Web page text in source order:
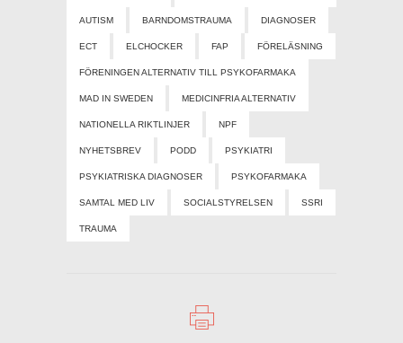
AUTISM BARNDOMSTRAUMA DIAGNOSER
ECT ELCHOCKER FAP FÖRELÄSNING
FÖRENINGEN ALTERNATIV TILL PSYKOFARMAKA
MAD IN SWEDEN MEDICINFRIA ALTERNATIV
NATIONELLA RIKTLINJER NPF
NYHETSBREV PODD PSYKIATRI
PSYKIATRISKA DIAGNOSER PSYKOFARMAKA
SAMTAL MED LIV SOCIALSTYRELSEN SSRI
TRAUMA